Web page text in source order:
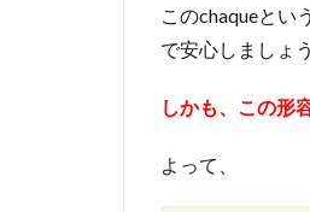
緒に
使う
3
このchaqueとい
で安心しましょう
しかも、この形
よって、